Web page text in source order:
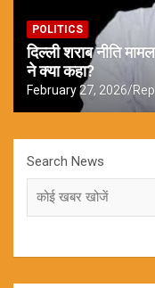
POLITICS
दिल्ली शराब नीति
ने क्या कहा?
February 27, 2026
Search News